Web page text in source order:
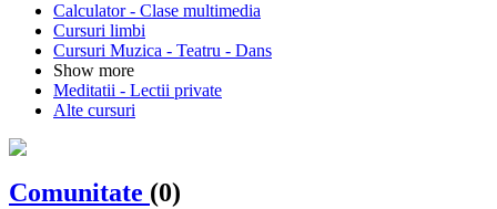
Calculator - Clase multimedia
Cursuri limbi
Cursuri Muzica - Teatru - Dans
Show more
Meditatii - Lectii private
Alte cursuri
Comunitate (0)